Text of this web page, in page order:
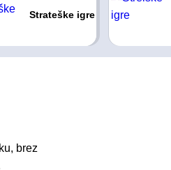
Strateške igre
brez